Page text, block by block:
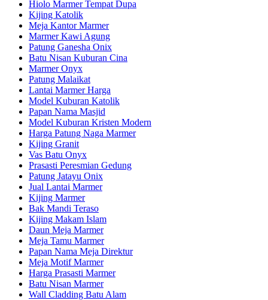
Hiolo Marmer Tempat Dupa
Kijing Katolik
Meja Kantor Marmer
Marmer Kawi Agung
Patung Ganesha Onix
Batu Nisan Kuburan Cina
Marmer Onyx
Patung Malaikat
Lantai Marmer Harga
Model Kuburan Katolik
Papan Nama Masjid
Model Kuburan Kristen Modern
Harga Patung Naga Marmer
Kijing Granit
Vas Batu Onyx
Prasasti Peresmian Gedung
Patung Jatayu Onix
Jual Lantai Marmer
Kijing Marmer
Bak Mandi Teraso
Kijing Makam Islam
Daun Meja Marmer
Meja Tamu Marmer
Papan Nama Meja Direktur
Meja Motif Marmer
Harga Prasasti Marmer
Batu Nisan Marmer
Wall Cladding Batu Alam